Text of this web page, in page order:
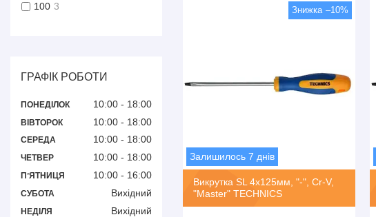
–10%
Залишилось 7 днів
Викрутка SL 4х125мм, "-", Cr-V,
"Master" TECHNICS
100 3
ГРАФІК РОБОТИ
ПОНЕДІЛОК 10:00 18:00
ВІВТОРОК 10:00 18:00
СЕРЕДА 10:00 18:00
ЧЕТВЕР 10:00 18:00
ПʼЯТНИЦЯ 10:00 16:00
СУБОТА Вихідний
НЕДІЛЯ Вихідний